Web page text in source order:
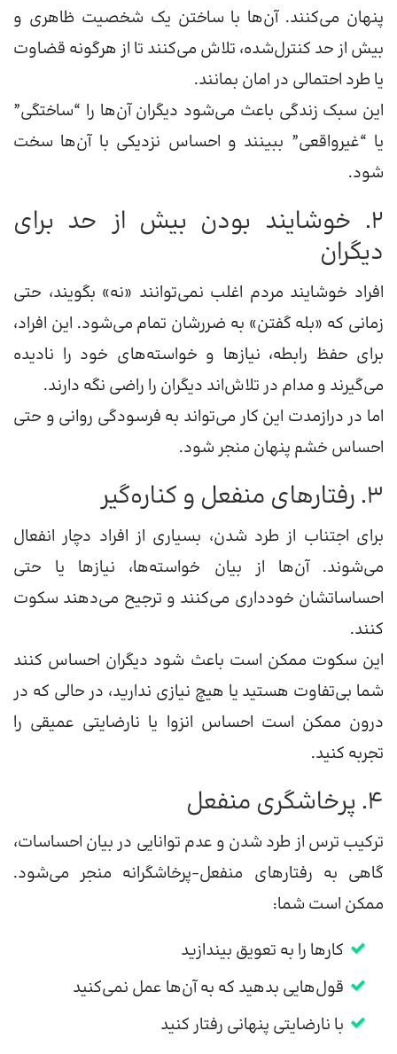
پنهان می‌کنند. آن‌ها با ساختن یک شخصیت ظاهری و
بیش از حد کنترل‌شده، تلاش می‌کنند تا از هرگونه قضاوت
یا طرد احتمالی در امان بمانند.
این سبک زندگی باعث می‌شود دیگران آن‌ها را “ساختگی”
یا “غیرواقعی” ببینند و احساس نزدیکی با آن‌ها سخت
شود.
۲. خوشایند بودن بیش از حد برای
دیگران
افراد خوشایند مردم اغلب نمی‌توانند «نه» بگویند، حتی
زمانی که «بله گفتن» به ضررشان تمام می‌شود. این افراد،
برای حفظ رابطه، نیازها و خواسته‌های خود را نادیده
می‌گیرند و مدام در تلاش‌اند دیگران را راضی نگه دارند.
اما در درازمدت این کار می‌تواند به فرسودگی روانی و حتی
احساس خشم پنهان منجر شود.
۳. رفتارهای منفعل و کناره‌گیر
برای اجتناب از طرد شدن، بسیاری از افراد دچار انفعال
می‌شوند. آن‌ها از بیان خواسته‌ها، نیازها یا حتی
احساساتشان خودداری می‌کنند و ترجیح می‌دهند سکوت
کنند.
این سکوت ممکن است باعث شود دیگران احساس کنند
شما بی‌تفاوت هستید یا هیچ نیازی ندارید، در حالی که در
درون ممکن است احساس انزوا یا نارضایتی عمیقی را
تجربه کنید.
۴. پرخاشگری منفعل
ترکیب ترس از طرد شدن و عدم توانایی در بیان احساسات،
گاهی به رفتارهای منفعل-پرخاشگرانه منجر می‌شود.
ممکن است شما:
کارها را به تعویق بیندازید
قول‌هایی بدهید که به آن‌ها عمل نمی‌کنید
با نارضایتی پنهانی رفتار کنید